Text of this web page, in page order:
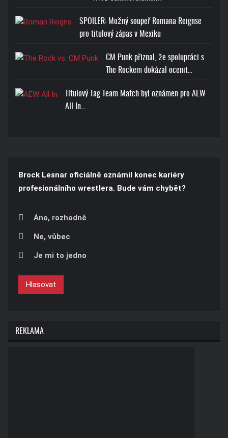
SPOILER: Možný soupeř Romana Reignse
pro titulový zápas v Mexiku
CM Punk přiznal, že spolupráci s
The Rockem dokázal ocenit…
Titulový Tag Team Match byl oznámen pro AEW
All In…
Brock Lesnar oficiálně oznámil konec kariéry
profesionálního wrestlera. Bude vám chybět?
Áno, rozhodně
Ne, vůbec
Je mi to jedno
Hlasovat
REKLAMA